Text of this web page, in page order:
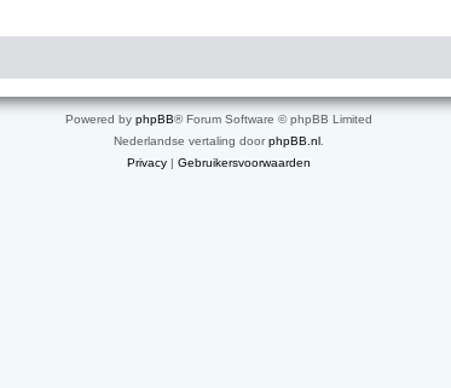
Powered by phpBB® Forum Software © phpBB Limited
Nederlandse vertaling doorphpBB.nl
Privacy | Gebruikersvoorwaarden